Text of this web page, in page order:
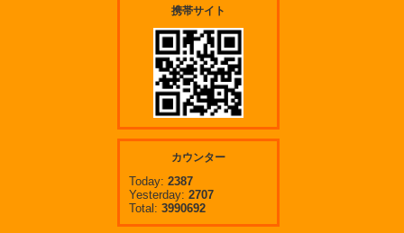
携帯サイト
カウンター
Today: 2387
Yesterday: 2707
Total: 3990692